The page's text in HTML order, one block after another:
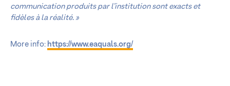
communication produits par l’institution sont exacts et
fidèles à la réalité. »
More info: https://www.eaquals.org/